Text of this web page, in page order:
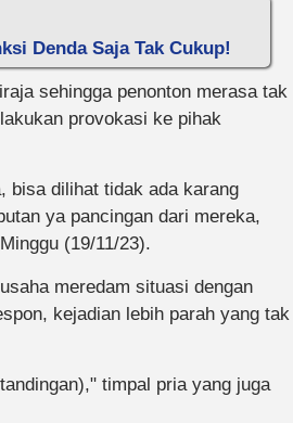
Denda Saja Tak Cukup!
sehingga penonton merasa tak
provokasi ke pihak
bisa dilihat tidak ada karang
ya pancingan dari mereka,
(19/11/23).
meredam situasi dengan
kejadian lebih parah yang tak
timpal pria yang juga